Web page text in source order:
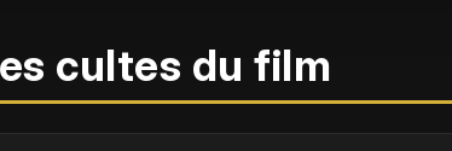
cultes du film